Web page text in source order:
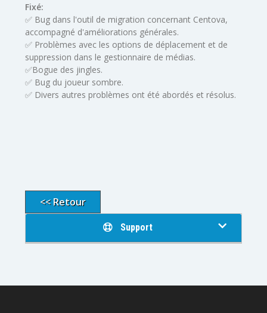
Fixé:
✅ Bug dans l'outil de migration concernant Centova,
accompagné d'améliorations générales.
✅ Problèmes avec les options de déplacement et de
suppression dans le gestionnaire de médias.
✅Bogue des jingles.
✅ Bug du joueur sombre.
✅ Divers autres problèmes ont été abordés et résolus.
<< Retour
Support